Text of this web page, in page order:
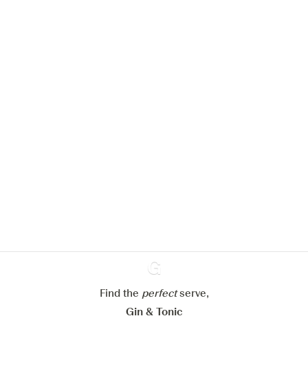
Ginventory
Find the perfectserve,
Gin & Tonic